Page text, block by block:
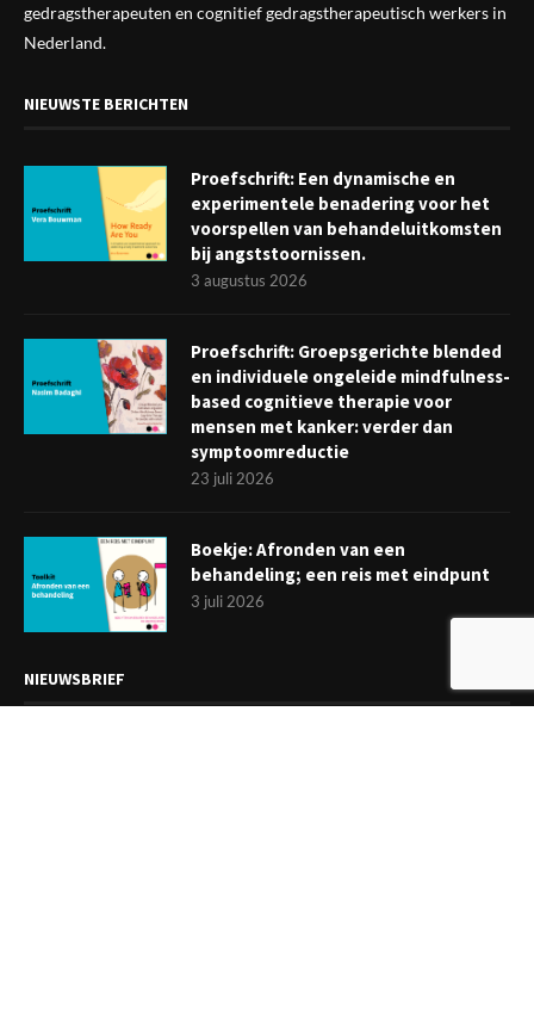
gedragstherapeuten en cognitief gedragstherapeutisch werkers in
Nederland.
NIEUWSTE BERICHTEN
Proefschrift: Een dynamische en
experimentele benadering voor het
voorspellen van behandeluitkomsten
bij angststoornissen.
3 augustus 2026
Proefschrift: Groepsgerichte blended
en individuele ongeleide mindfulness-
based cognitieve therapie voor
mensen met kanker: verder dan
symptoomreductie
23 juli 2026
Boekje: Afronden van een
behandeling; een reis met eindpunt
3 juli 2026
NIEUWSBRIEF